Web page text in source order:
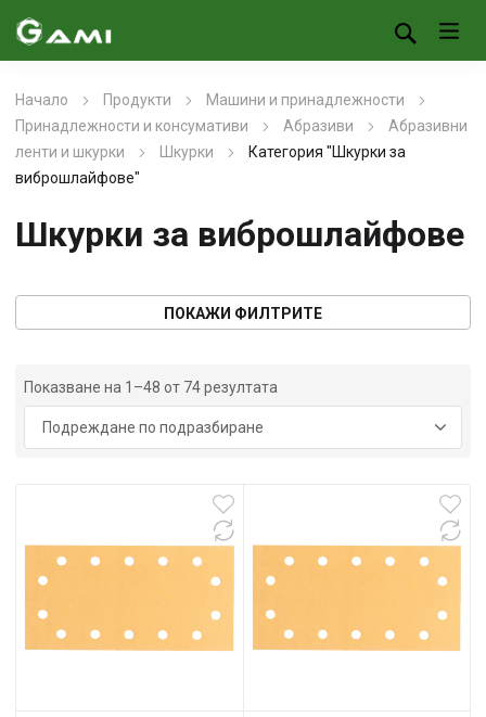
Начало Продукти
Машини и принадлежности
Принадлежности и консумативи
Абразиви
Абразивни
ленти и шкурки
Шкурки
Категория "Шкурки за
виброшлайфове"
Шкурки за виброшлайфове
ПОКАЖИ ФИЛТРИТЕ
Показване на 1–48 от 74 резултата